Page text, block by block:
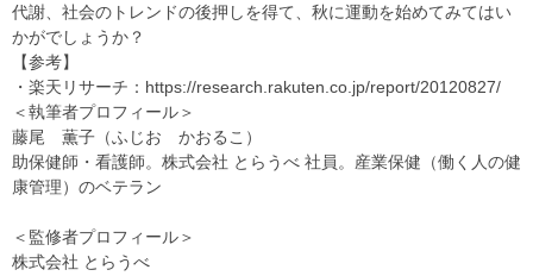
代謝、社会のトレンドの後押しを得て、秋に運動を始めてみてはい
かがでしょうか？
【参考】
・楽天リサーチ：https://research.rakuten.co.jp/report/20120827/
＜執筆者プロフィール＞
藤尾 薫子（ふじお かおるこ）
助保健師・看護師。株式会社 とらうべ 社員。産業保健（働く人の健
康管理）のベテラン
＜監修者プロフィール＞
株式会社 とらうべ